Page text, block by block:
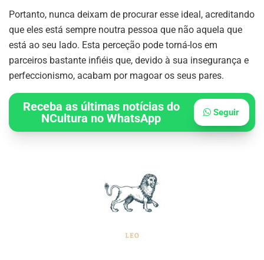
Portanto, nunca deixam de procurar esse ideal, acreditando
que eles está sempre noutra pessoa que não aquela que
está ao seu lado. Esta perceção pode torná-los em
parceiros bastante infiéis que, devido à sua insegurança e
perfeccionismo, acabam por magoar os seus pares.
Receba as últimas notícias do
NCultura no WhatsApp
Seguir